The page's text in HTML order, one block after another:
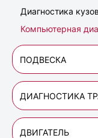
Диагностика
Компьютерная
ПОДВЕСКА
ДИАГНОСТИКА
ДВИГАТЕЛЬ